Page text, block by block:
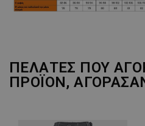
ΠΕΛΆΤΕΣ ΠΟΥ
ΠΡΟΪΌΝ,